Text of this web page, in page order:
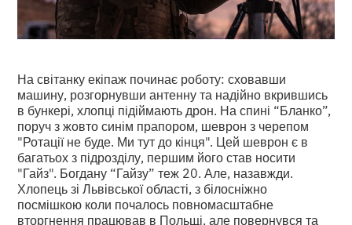
На світанку екіпаж починає роботу: сховавши
машину, розгорнувши антенну та надійно вкрившись
в бункері, хлопці підіймають дрон. На спині “Бланко”,
поруч з жовто синім прапором, шеврон з черепом
"Ротації не буде. Ми тут до кінця". Цей шеврон є в
багатьох з підрозділу, першим його став носити
"Гайз". Богдану “Гайзу” теж 20. Але, назавжди.
Хлопець зі Львівської області, з білосніжно
посмішкою коли почалось повномасштабне
вторгнення працював в Польщі, але повернувся та